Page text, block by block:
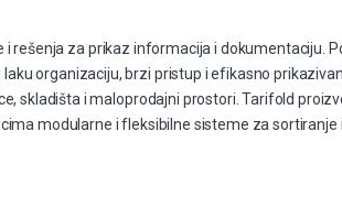
rešenja za prikaz informacija i dokumentaciju.
organizaciju, brzi pristup i efikasno
skladišta i maloprodajni prostori. Tarifold
modularne i fleksibilne sisteme za sortiranje